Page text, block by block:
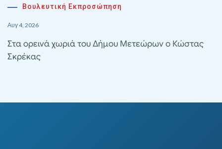
Βουλευτική Εκπροσώπηση
Αυγ 4, 2026
Στα ορεινά χωριά του Δήμου Μετεώρων ο Κώστας
Σκρέκας